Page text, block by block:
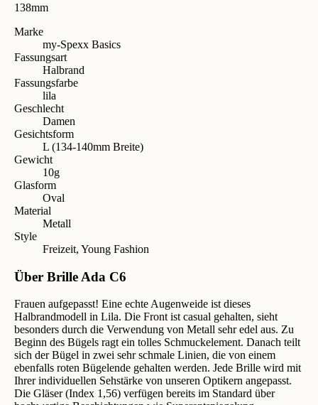
138mm
Marke
my-Spexx Basics
Fassungsart
Halbrand
Fassungsfarbe
lila
Geschlecht
Damen
Gesichtsform
L (134-140mm Breite)
Gewicht
10g
Glasform
Oval
Material
Metall
Style
Freizeit, Young Fashion
Über Brille Ada C6
Frauen aufgepasst! Eine echte Augenweide ist dieses
Halbrandmodell in Lila. Die Front ist casual gehalten, sieht
besonders durch die Verwendung von Metall sehr edel aus. Zu
Beginn des Bügels ragt ein tolles Schmuckelement. Danach teilt
sich der Bügel in zwei sehr schmale Linien, die von einem
ebenfalls roten Bügelende gehalten werden. Jede Brille wird mit
Ihrer individuellen Sehstärke von unseren Optikern angepasst.
Die Gläser (Index 1,56) verfügen bereits im Standard über